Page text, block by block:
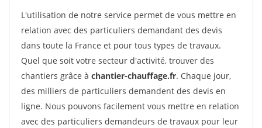
L'utilisation de notre service permet de vous mettre en
relation avec des particuliers demandant des devis
dans toute la France et pour tous types de travaux.
Quel que soit votre secteur d'activité, trouver des
chantiers grâce à chantier-chauffage.fr. Chaque jour,
des milliers de particuliers demandent des devis en
ligne. Nous pouvons facilement vous mettre en relation
avec des particuliers demandeurs de travaux pour leur